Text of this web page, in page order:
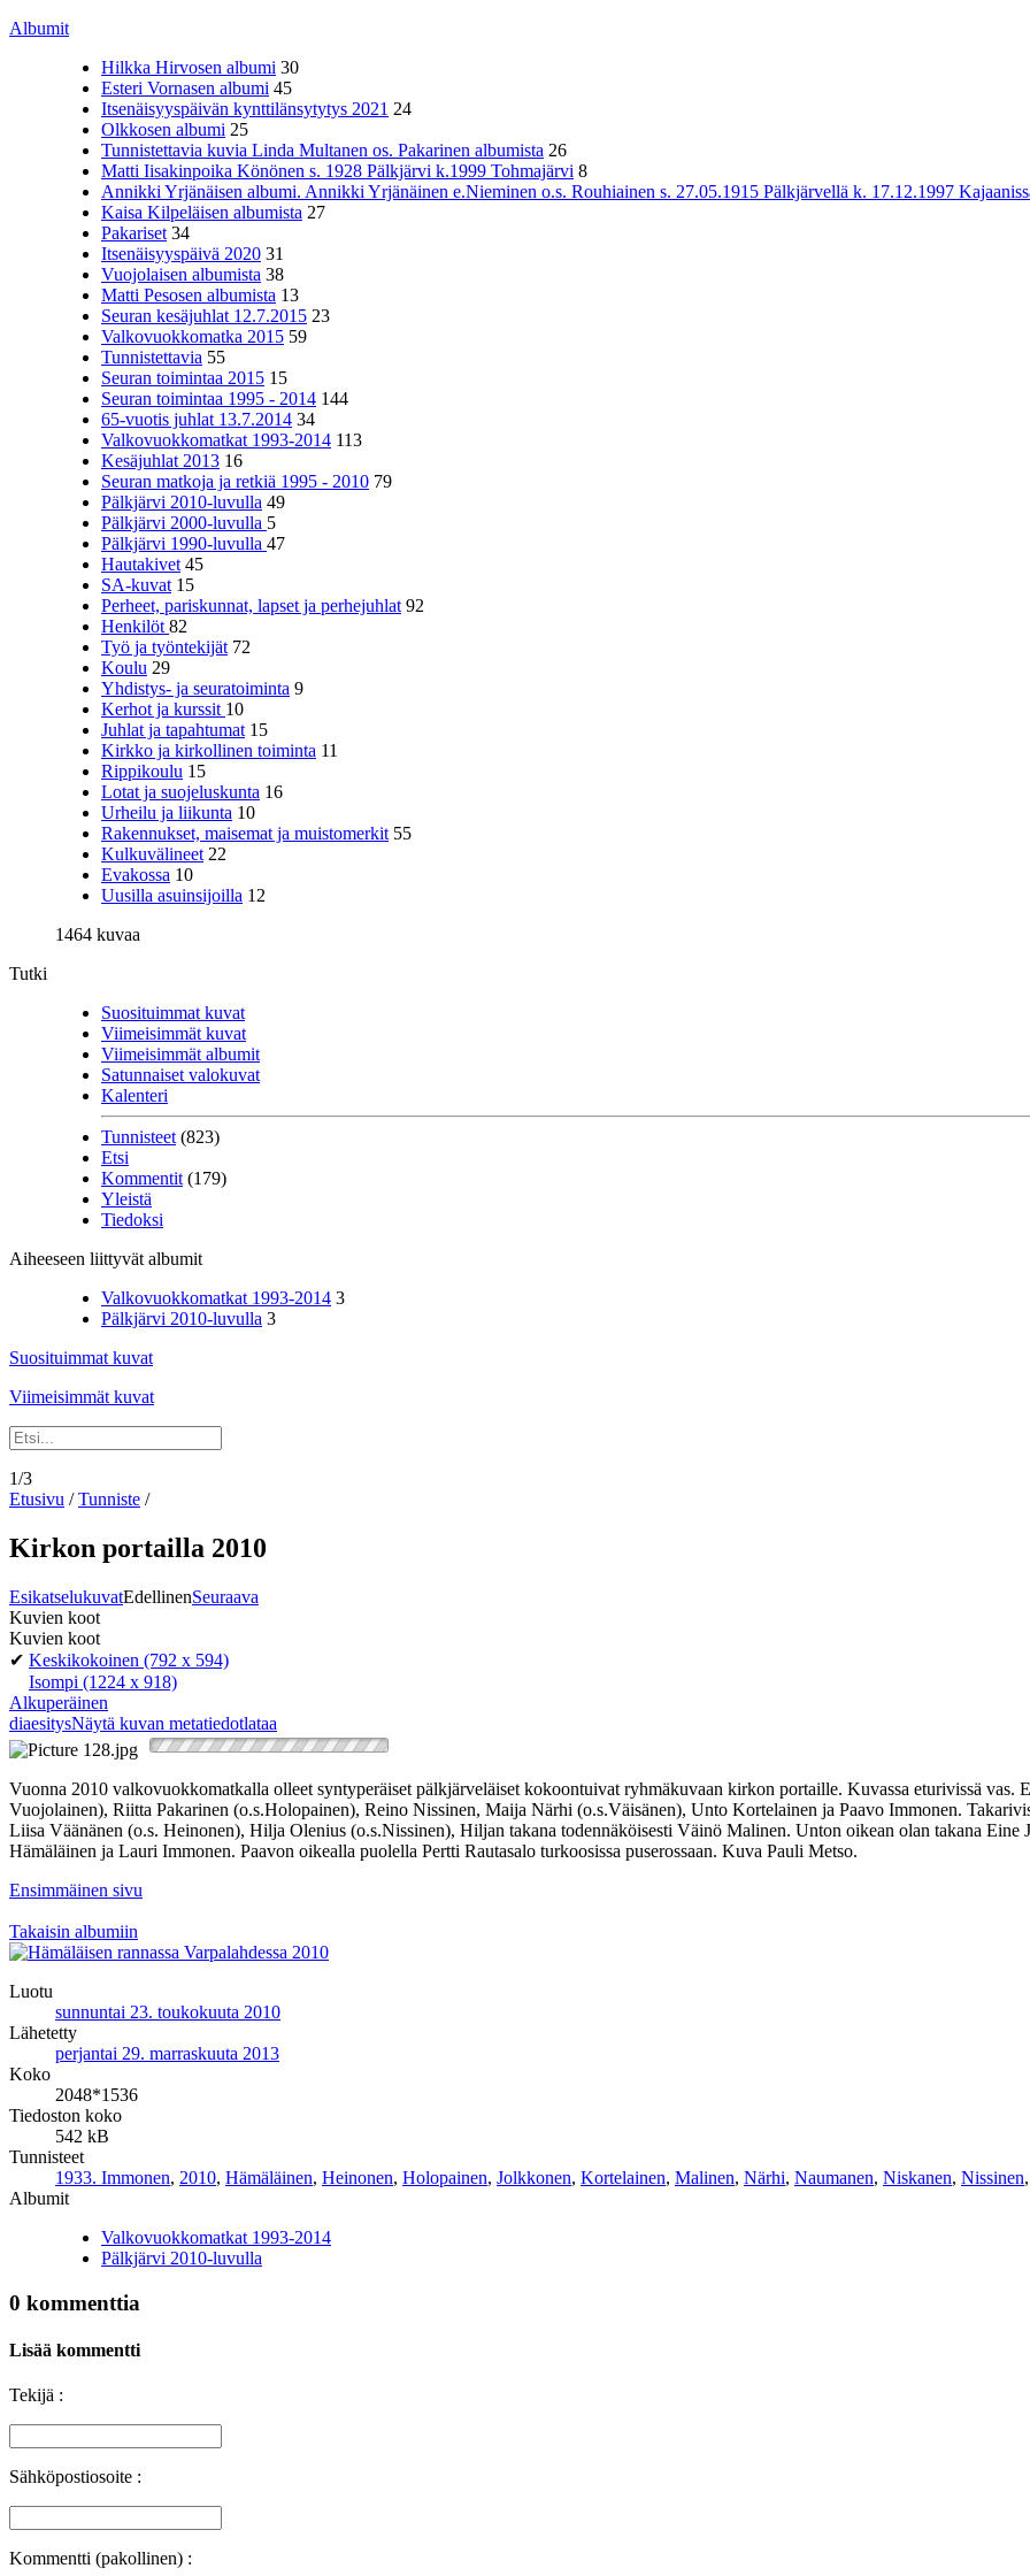
Albumit
Hilkka Hirvosen albumi 30
Esteri Vornasen albumi 45
Itsenäisyyspäivän kynttilänsytytys 2021 24
Olkkosen albumi 25
Tunnistettavia kuvia Linda Multanen os. Pakarinen albumista 26
Matti Iisakinpoika Könönen s. 1928 Pälkjärvi k.1999 Tohmajärvi 8
Annikki Yrjänäisen albumi. Annikki Yrjänäinen e.Nieminen o.s. Rouhiainen s. 27.05.1915 Pälkjärvellä k. 17.12.1997
Kaisa Kilpeläisen albumista 27
Pakariset 34
Itsenäisyyspäivä 2020 31
Vuojolaisen albumista 38
Matti Pesosen albumista 13
Seuran kesäjuhlat 12.7.2015 23
Valkovuokkomatka 2015 59
Tunnistettavia 55
Seuran toimintaa 2015 15
Seuran toimintaa 1995 - 2014 144
65-vuotis juhlat 13.7.2014 34
Valkovuokkomatkat 1993-2014 113
Kesäjuhlat 2013 16
Seuran matkoja ja retkiä 1995 - 2010 79
Pälkjärvi 2010-luvulla 49
Pälkjärvi 2000-luvulla 5
Pälkjärvi 1990-luvulla 47
Hautakivet 45
SA-kuvat 15
Perheet, pariskunnat, lapset ja perhejuhlat 92
Henkilöt 82
Työ ja työntekijät 72
Koulu 29
Yhdistys- ja seuratoiminta 9
Kerhot ja kurssit 10
Juhlat ja tapahtumat 15
Kirkko ja kirkollinen toiminta 11
Rippikoulu 15
Lotat ja suojeluskunta 16
Urheilu ja liikunta 10
Rakennukset, maisemat ja muistomerkit 55
Kulkuvälineet 22
Evakossa 10
Uusilla asuinsijoilla 12
1464 kuvaa
Tutki
Suosituimmat kuvat
Viimeisimmät kuvat
Viimeisimmät albumit
Satunnaiset valokuvat
Kalenteri
Tunnisteet (823)
Etsi
Kommentit (179)
Yleistä
Tiedoksi
Aiheeseen liittyvät albumit
Valkovuokkomatkat 1993-2014 3
Pälkjärvi 2010-luvulla 3
Suosituimmat kuvat
Viimeisimmät kuvat
1/3
Etusivu /Tunniste /
Kirkon portailla 2010
EsikatselukuvatEdellinenSeuraava
Kuvien koot
Kuvien koot
✔ Keskikokoinen (792 x 594)
Isompi (1224 x 918)
Alkuperäinen
diaesitysNäytä kuvan metatiedotlataa
Vuonna 2010 valkovuokkomatkalla olleet syntyperäiset pälkjärveläiset kokoontuivat ryhmäkuvaan kirkon portaille. Kuvassa eturivissä vas.
Vuojolainen), Riitta Pakarinen (o.s.Holopainen), Reino Nissinen, Maija Närhi (o.s.Väisänen), Unto Kortelainen ja Paavo Immonen.
Liisa Väänänen (o.s. Heinonen), Hilja Olenius (o.s.Nissinen), Hiljan takana todennäköisesti Väinö Malinen. Unton oikean olan takana Eine
Hämäläinen ja Lauri Immonen. Paavon oikealla puolella Pertti Rautasalo turkoosissa puserossaan. Kuva Pauli Metso.
Ensimmäinen sivu
Takaisin albumiin
Luotu
sunnuntai 23. toukokuuta 2010
Lähetetty
perjantai 29. marraskuuta 2013
Koko
2048*1536
Tiedoston koko
542 kB
Tunnisteet
1933. Immonen, 2010, Hämäläinen, Heinonen, Holopainen, Jolkkonen, Kortelainen, Malinen, Närhi, Naumanen, Niskanen, Nissinen,
Albumit
Valkovuokkomatkat 1993-2014
Pälkjärvi 2010-luvulla
0 kommenttia
Lisää kommentti
Tekijä :
Sähköpostiosoite :
Kommentti (pakollinen) :